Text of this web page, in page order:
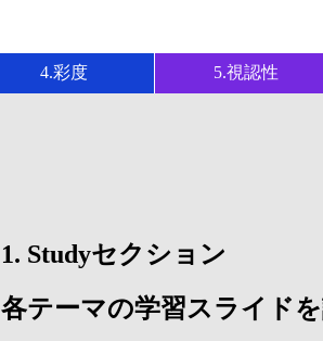
4.彩度 5.視認性
1. Studyセクション
各テーマの学習スライド